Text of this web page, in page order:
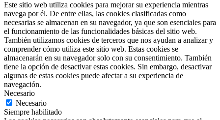
Este sitio web utiliza cookies para mejorar su experiencia mientras
navega por él. De entre ellas, las cookies clasificadas como
necesarias se almacenan en su navegador, ya que son esenciales para
el funcionamiento de las funcionalidades básicas del sitio web.
También utilizamos cookies de terceros que nos ayudan a analizar y
comprender cómo utiliza este sitio web. Estas cookies se
almacenarán en su navegador solo con su consentimiento. También
tiene la opción de desactivar estas cookies. Sin embargo, desactivar
algunas de estas cookies puede afectar a su experiencia de
navegación.
Necesario
Necesario
Siempre habilitado